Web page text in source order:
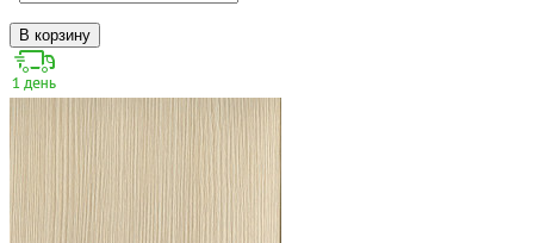
В корзину